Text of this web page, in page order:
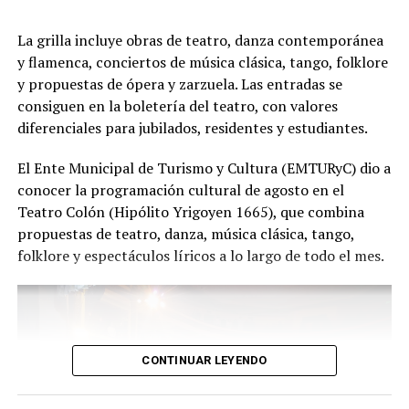
función hay meses de ensayo y un enorme trabajo en
equipo para emocionar y sorprender al
público", expresa Emmanuel Marín.
distinguida con los Premios Estrella de Mar 2024 y
2026 como Mejor Espectáculo de Danza y con el Premio
Faro de Oro 2024. Además, Emmanuel Marín y Lola
Gutiérrez Rey obtuvieron el subcampeonato en el
Mundial de Tango de Buenos Aires.
realizar una gira por Europa. Además, recibió
la Declaración de Interés Cultural como Embajadores
Turísticos, otorgada por el EMTURyC, y la
La grilla incluye obras de teatro, danza contemporánea
y flamenca, conciertos de música clásica, tango, folklore
y propuestas de ópera y zarzuela. Las entradas se
consiguen en la boletería del teatro, con valores
diferenciales para jubilados, residentes y estudiantes.
El Ente Municipal de Turismo y Cultura (EMTURyC) dio a
conocer la programación cultural de agosto en el
Teatro Colón (Hipólito Yrigoyen 1665), que combina
propuestas de teatro, danza, música clásica, tango,
folklore y espectáculos líricos a lo largo de todo el mes.
CONTINUAR LEYENDO